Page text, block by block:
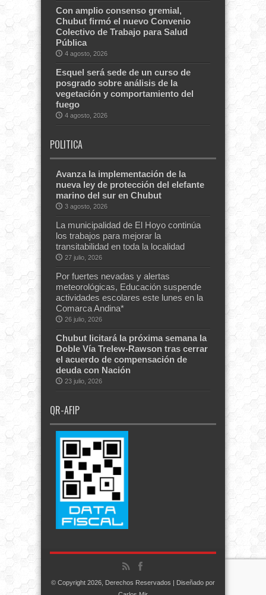
Con amplio consenso gremial,
Chubut firmó el nuevo Convenio
Colectivo de Trabajo para Salud
Pública
4 agosto, 2026
Esquel será sede de un curso de
posgrado sobre análisis de la
vegetación y comportamiento del
fuego
4 agosto, 2026
POLITICA
Avanza la implementación de la
nueva ley de protección del elefante
marino del sur en Chubut
3 agosto, 2026
La municipalidad de El Hoyo continúa
los trabajos para mejorar la
transitabilidad en toda la localidad
27 julio, 2026
Por fuertes nevadas y alertas
meteorológicas, Educación suspende
actividades escolares este lunes en la
Comarca Andina*
26 julio, 2026
Chubut licitará la próxima semana la
Doble Vía Trelew-Rawson tras cerrar
el acuerdo de compensación de
deuda con Nación
23 julio, 2026
QR-AFIP
© Copyright 2026, Derechos Reservados | Diseñado por